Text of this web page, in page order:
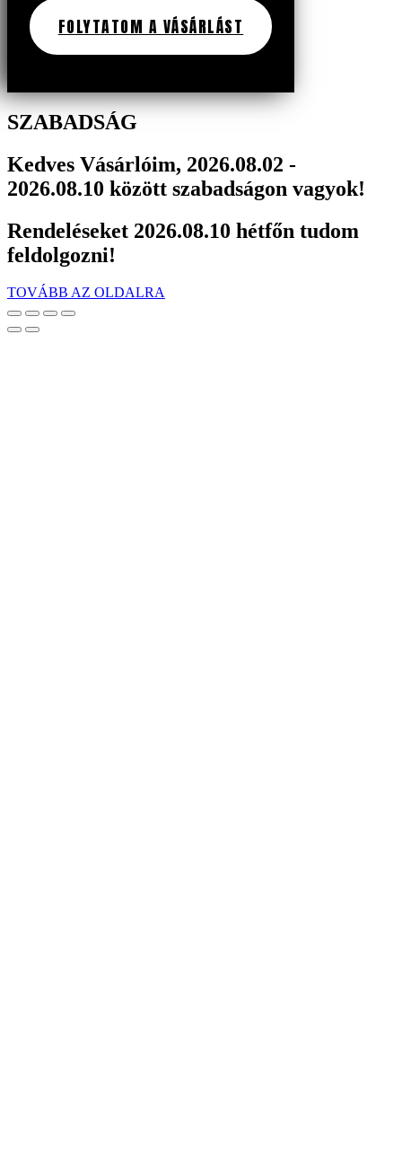
FOLYTATOM A VÁSÁRLÁST
SZABADSÁG
Kedves Vásárlóim, 2026.08.02 -
2026.08.10 között szabadságon vagyok!
Rendeléseket 2026.08.10 hétfőn tudom
feldolgozni!
TOVÁBB AZ OLDALRA